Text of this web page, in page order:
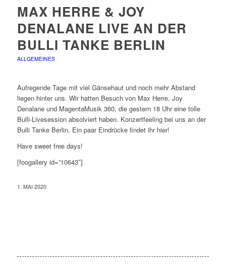
MAX HERRE & JOY
DENALANE LIVE AN DER
BULLI TANKE BERLIN
ALLGEMEINES
Aufregende Tage mit viel Gänsehaut und noch mehr Abstand
liegen hinter uns. Wir hatten Besuch von Max Herre, Joy
Denalane und MagentaMusik 360, die gestern 18 Uhr eine tolle
Bulli-Livesession absolviert haben. Konzertfeeling bei uns an der
Bulli Tanke Berlin. Ein paar Eindrücke findet ihr hier!
Have sweet free days!
[foogallery id=”10643″]
1. MAI 2020